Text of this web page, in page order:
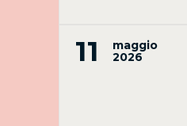
11
maggio
2026